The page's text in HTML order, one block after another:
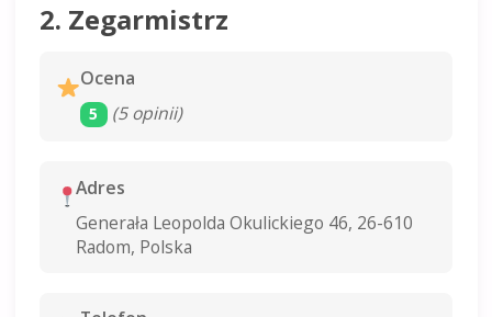
2. Zegarmistrz
Ocena
5 (5 opinii)
Adres
Generała Leopolda Okulickiego 46, 26-610
Radom, Polska